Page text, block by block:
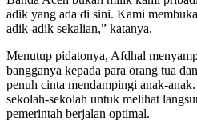
adik yang ada di sini. Kami
adik-adik sekalian,” katanya.
Menutup pidatonya, Afdhal
bangganya kepada para orang tua
penuh cinta mendampingi anak-
sekolah-sekolah untuk melihat
pemerintah berjalan optimal.